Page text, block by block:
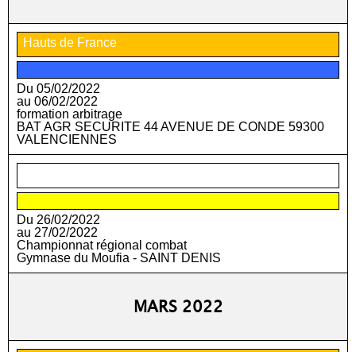
Hauts de France
Du 05/02/2022
au 06/02/2022
formation arbitrage
BAT AGR SECURITE 44 AVENUE DE CONDE 59300
VALENCIENNES
Du 26/02/2022
au 27/02/2022
Championnat régional combat
Gymnase du Moufia - SAINT DENIS
MARS 2022